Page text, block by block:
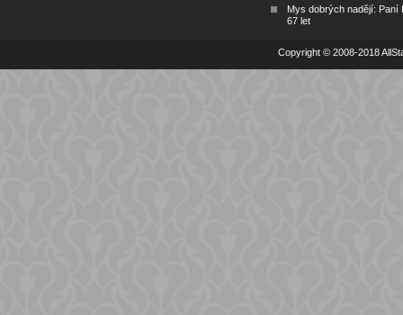
Mys dobrých nadějí: Paní
67 let
Copyright © 2008-2018